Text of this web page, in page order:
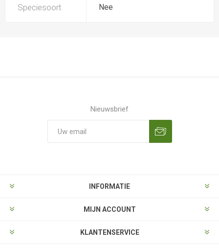
Speciesoort Nee
Nieuwsbrief
INFORMATIE
MIJN ACCOUNT
KLANTENSERVICE